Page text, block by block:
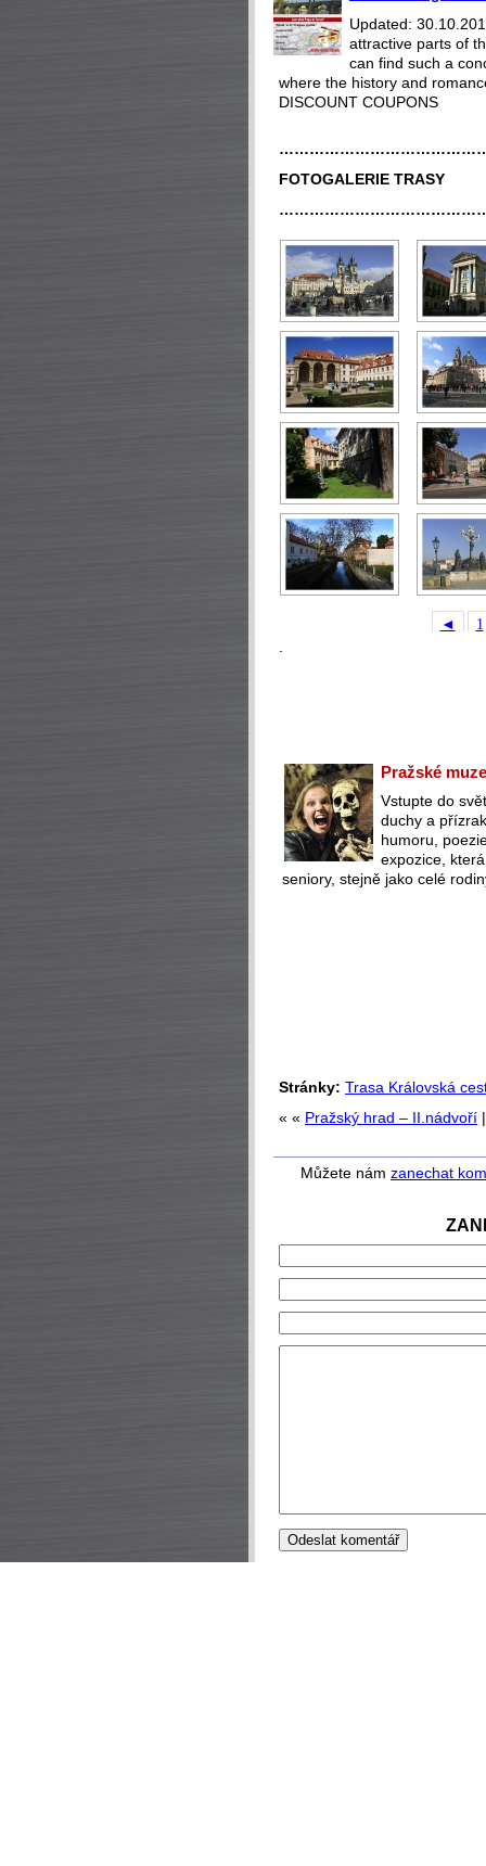
Updated:
attractive parts of
can find such a
where the history and
DISCOUNT COUPONS
FOTOGALERIE TRASY
◄
1
Pražské
Vstupte do
duchy a
humoru,
expozice,
seniory, stejně jako celé
Stránky: Trasa Královská
« « Pražský hrad – II.nádvoří
Můžete nám zanechat